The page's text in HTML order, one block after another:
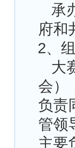
承
府和
2、
大
会）
负责
管领
主要